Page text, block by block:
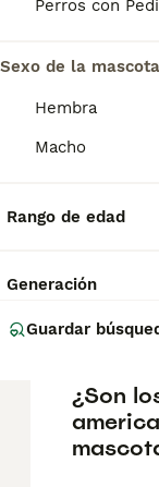
Perros con
Sexo de la mascota
Hembra
Macho
Rango de edad
Generación
Guardar
ubicación.
¿Cuál
¿Es
¿Son